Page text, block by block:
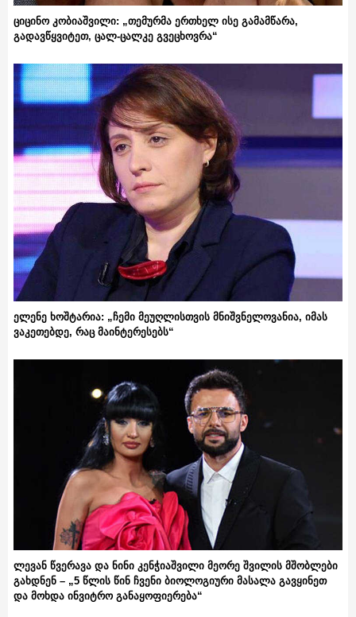
ციცინო კობიაშვილი: „თემურმა ერთხელ ისე გამამწარა,
გადავწყვიტეთ, ცალ-ცალკე გვეცხოვრა“
ელენე ხოშტარია: „ჩემი მეუღლისთვის მნიშვნელოვანია, იმას
ვაკეთებდე, რაც მაინტერესებს“
ლევან წვერავა და ნინი კენჭიაშვილი მეორე შვილის მშობლები
გახდნენ – „5 წლის წინ ჩვენი ბიოლოგიური მასალა გავყინეთ
და მოხდა ინვიტრო განაყოფიერება“